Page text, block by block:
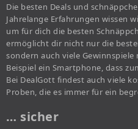
Die besten Deals und
Jahrelange Erfahrungen wissen
um für dich die besten
ermöglicht dir nicht nur die
sondern auch viele
Beispiel ein Smartphone, dass
Bei DealGott findest auch viele
Proben, die es immer für ein
… sicher